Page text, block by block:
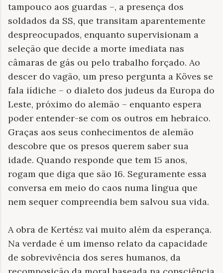
tampouco aos guardas –, a presença dos
soldados da SS, que transitam aparentemente
despreocupados, enquanto supervisionam a
seleção que decide a morte imediata nas
câmaras de gás ou pelo trabalho forçado. Ao
descer do vagão, um preso pergunta a Köves se
fala iídiche – o dialeto dos judeus da Europa do
Leste, próximo do alemão – enquanto espera
poder entender-se com os outros em hebraico.
Graças aos seus conhecimentos de alemão
descobre que os presos querem saber sua
idade. Quando responde que tem 15 anos,
rogam que diga que são 16. Seguramente essa
conversa em meio do caos numa língua que
nem sequer compreendia bem salvou sua vida.
A obra de Kertész vai muito além da esperança.
Na verdade é um imenso relato da capacidade
de sobrevivência dos seres humanos, da